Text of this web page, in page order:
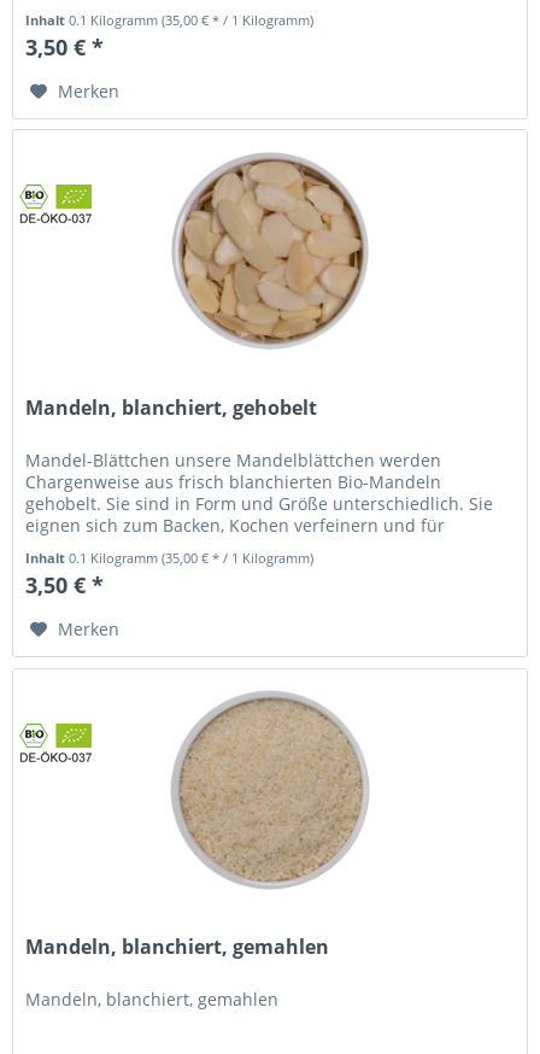
Inhalt0.1 Kilogramm(35,00 € * / 1 Kilogramm)
3,50 € *
Merken
Mandeln, blanchiert, gehobelt
Mandel-Blättchen unsere Mandelblättchen werden
Chargenweise aus frisch blanchierten Bio-Mandeln
gehobelt. Sie sind in Form und Größe unterschiedlich. Sie
eignen sich zum Backen, Kochen verfeinern und für
Inhalt0.1 Kilogramm(35,00 € * / 1 Kilogramm)
3,50 € *
Merken
Mandeln, blanchiert, gemahlen
Mandeln, blanchiert, gemahlen